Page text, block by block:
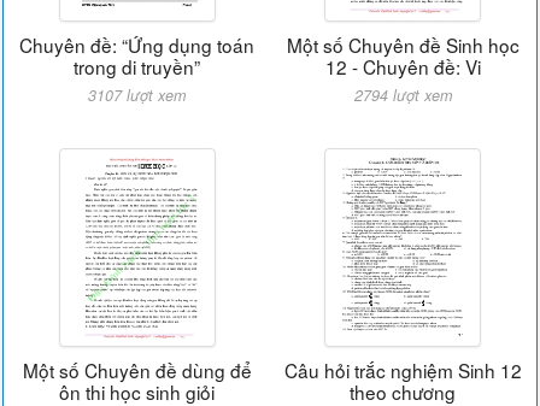
Chuyên đề: “Ứng dụng toán
trong di truyền”
3107 lượt xem
Một số Chuyên đề Sinh học
12 - Chuyên đề: Vi
2794 lượt xem
Một số Chuyên đề dùng để
ôn thi học sinh giỏi
Câu hỏi trắc nghiệm Sinh 12
theo chương